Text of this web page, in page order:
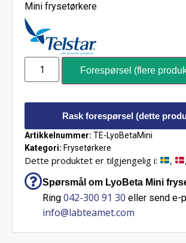
Mini frysetørkere
Forespørsel (flere
Rask forespørsel (dette
Artikkelnummer: TE-LyoBetaMini
Kategori: Frysetørkere
Dette produktet er tilgjengelig i: , ,
Spørsmål om LyoBeta Mini
Ring 042-300 91 30 eller send e-
info@labteamet.com